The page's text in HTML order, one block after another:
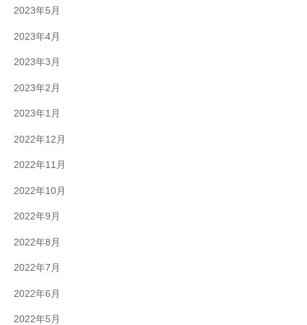
2023年5月
2023年4月
2023年3月
2023年2月
2023年1月
2022年12月
2022年11月
2022年10月
2022年9月
2022年8月
2022年7月
2022年6月
2022年5月